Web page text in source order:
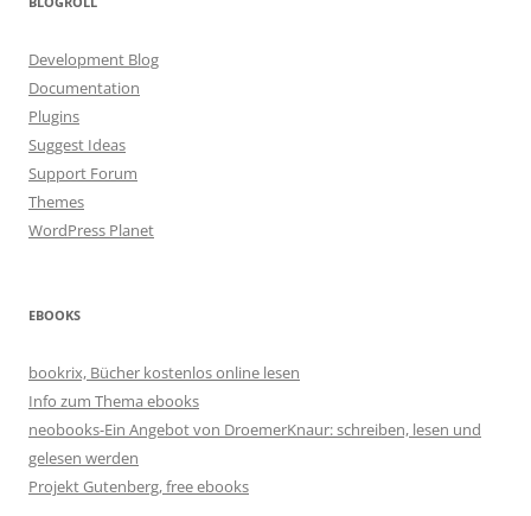
Development Blog
Documentation
Plugins
Suggest Ideas
Support Forum
Themes
WordPress Planet
EBOOKS
bookrix, Bücher kostenlos online lesen
Info zum Thema ebooks
neobooks-Ein Angebot von DroemerKnaur: schreiben, lesen und
gelesen werden
Projekt Gutenberg, free ebooks